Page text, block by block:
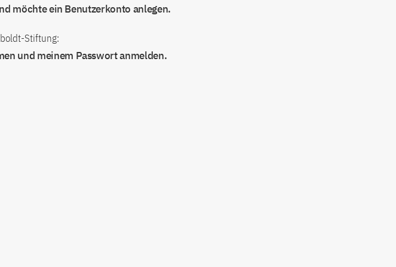
möchte ein Benutzerkonto anlegen.
Stiftung:
und meinem Passwort anmelden.